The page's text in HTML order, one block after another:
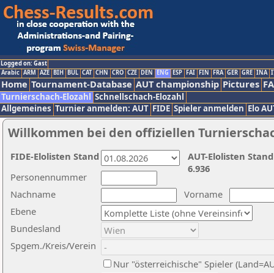
Logged on: Gast
Arabic ARM AZE BIH BUL CAT CHN CRO CZE DEN ENG ESP FAI FIN FRA GER GRE INA
Home Tournament-Database AUT championship Pictures
Turnierschach-Elozahl Schnellschach-Elozahl
Allgemeines Turnier anmelden: AUT FIDE Spieler anmelden Elo
Willkommen bei den offiziellen
Nachname
Vorname
Ebene
Personennummer
Bundesland
Spgem./Kreis/Verein
Nur "österreichische" Spieler
AUT-Elolisten
6.936
FIDE-Elolisten Stand